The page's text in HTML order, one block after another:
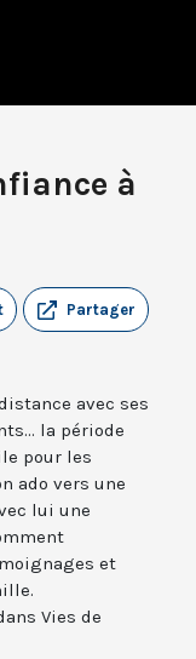
à
Partager
avec ses
la période
pour les
ado vers une
lui une
et
Vies de